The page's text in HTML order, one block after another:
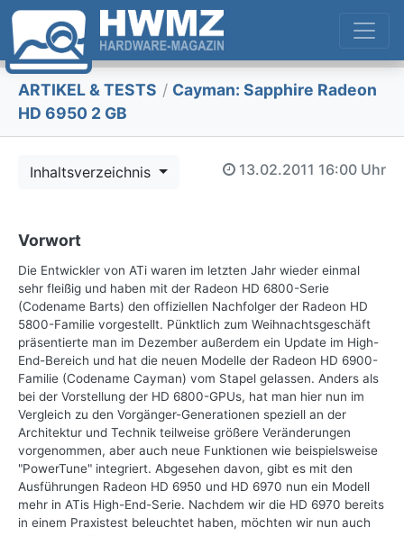
ARTIKEL & TESTS / Cayman: Sapphire Radeon
HD 6950 2 GB
Inhaltsverzeichnis 13.02.2011 16:00 Uhr
Vorwort
Die Entwickler von ATi waren im letzten Jahr wieder einmal
sehr fleißig und haben mit der Radeon HD 6800-Serie
(Codename Barts) den offiziellen Nachfolger der Radeon HD
5800-Familie vorgestellt. Pünktlich zum Weihnachtsgeschäft
präsentierte man im Dezember außerdem ein Update im High-
End-Bereich und hat die neuen Modelle der Radeon HD 6900-
Familie (Codename Cayman) vom Stapel gelassen. Anders als
bei der Vorstellung der HD 6800-GPUs, hat man hier nun im
Vergleich zu den Vorgänger-Generationen speziell an der
Architektur und Technik teilweise größere Veränderungen
vorgenommen, aber auch neue Funktionen wie beispielsweise
"PowerTune" integriert. Abgesehen davon, gibt es mit den
Ausführungen Radeon HD 6950 und HD 6970 nun ein Modell
mehr in ATis High-End-Serie. Nachdem wir die HD 6970 bereits
in einem Praxistest beleuchtet haben, möchten wir nun auch